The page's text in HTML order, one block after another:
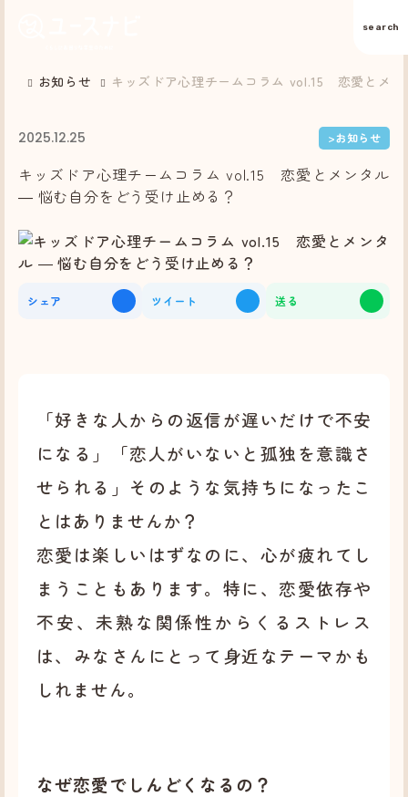
search
お知らせ キッズドア心理チームコラム vol.15 恋愛とメ
2025.12.25 >お知らせ
キッズドア心理チームコラム vol.15 恋愛とメンタル
― 悩む自分をどう受け止める？
シェア ツイート 送る
「好きな人からの返信が遅いだけで不安
になる」「恋人がいないと孤独を意識さ
せられる」そのような気持ちになったこ
とはありませんか？
恋愛は楽しいはずなのに、心が疲れてし
まうこともあります。特に、恋愛依存や
不安、未熟な関係性からくるストレス
は、みなさんにとって身近なテーマかも
しれません。
なぜ恋愛でしんどくなるの？